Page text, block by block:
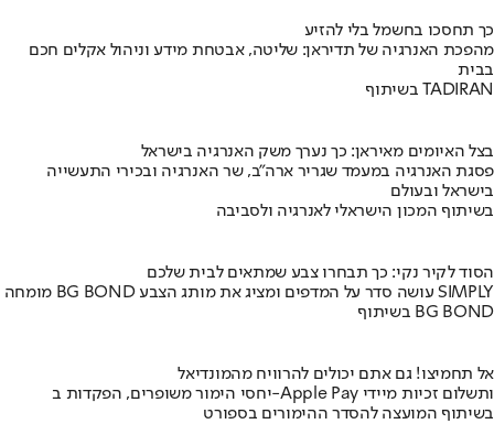
כך תחסכו בחשמל בלי להזיע
מהפכת האנרגיה של תדיראן: שליטה, אבטחת מידע וניהול אקלים חכם
בבית
בשיתוף TADIRAN
בצל האיומים מאיראן: כך נערך משק האנרגיה בישראל
פסגת האנרגיה במעמד שגריר ארה"ב, שר האנרגיה ובכירי התעשייה
בישראל ובעולם
בשיתוף המכון הישראלי לאנרגיה ולסביבה
הסוד לקיר נקי: כך תבחרו צבע שמתאים לבית שלכם
מומחה BG BOND עושה סדר על המדפים ומציג את מותג הצבע SIMPLY
בשיתוף BG BOND
אל תחמיצו! גם אתם יכולים להרוויח מהמונדיאל
יחסי הימור משופרים, הפקדות ב-Apple Pay ותשלום זכיות מיידי
בשיתוף המועצה להסדר ההימורים בספורט